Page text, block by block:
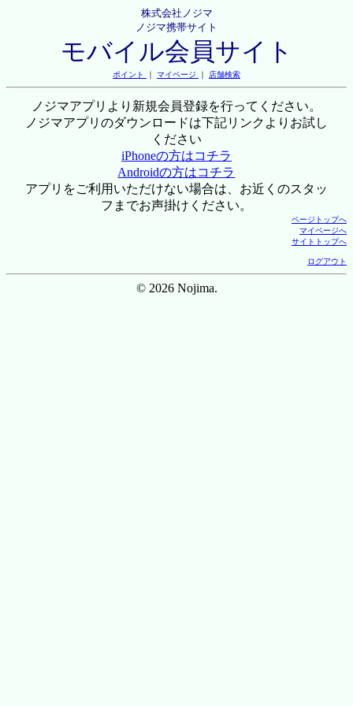
株式会社ノジマ
ノジマ携帯サイト
モバイル会員サイト
ポイント ｜ マイページ ｜ 店舗検索
ノジマアプリより新規会員登録を行ってください。
ノジマアプリのダウンロードは下記リンクよりお試し
ください
iPhoneの方はコチラ
Androidの方はコチラ
アプリをご利用いただけない場合は、お近くのスタッ
フまでお声掛けください。
ページトップへ
マイページへ
サイトトップへ
ログアウト
© 2026 Nojima.